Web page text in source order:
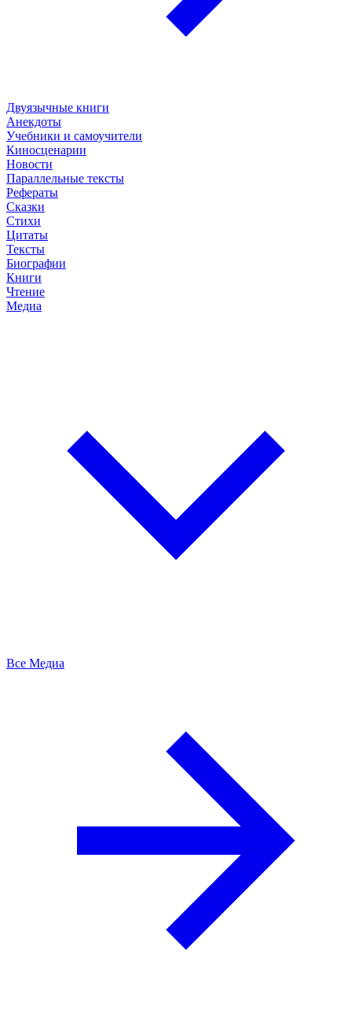
Двуязычные книги
Анекдоты
Учебники и самоучители
Киносценарии
Новости
Параллельные тексты
Рефераты
Сказки
Стихи
Цитаты
Тексты
Биографии
Книги
Чтение
Медиа
Все Медиа